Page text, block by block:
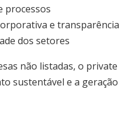
processos
e transparência
dos setores
não listadas, o private
sustentável e a geração